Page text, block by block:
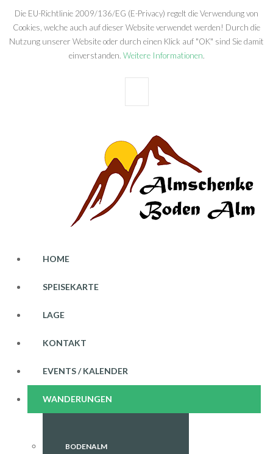
Die EU-Richtlinie 2009/136/EG (E-Privacy) regelt die Verwendung von
Cookies, welche auch auf dieser Website verwendet werden! Durch die
Nutzung unserer Website oder durch einen Klick auf "OK" sind Sie damit
einverstanden. Weitere Informationen.
HOME
SPEISEKARTE
LAGE
KONTAKT
EVENTS / KALENDER
WANDERUNGEN
BODENALM